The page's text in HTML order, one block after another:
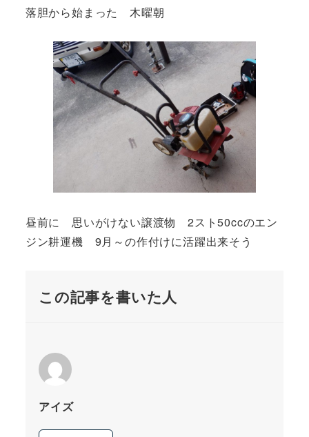
落胆から始まった 木曜朝
昼前に 思いがけない譲渡物 2スト50ccのエン
ジン耕運機 9月～の作付けに活躍出来そう
この記事を書いた人
アイズ